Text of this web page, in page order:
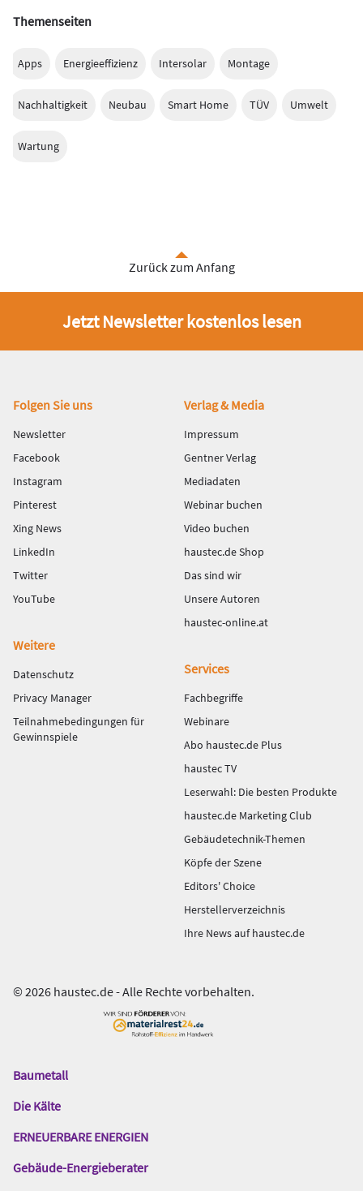
Themenseiten
Apps Energieeffizienz Intersolar Montage
Nachhaltigkeit Neubau Smart Home TÜV Umwelt
Wartung
Zurück zum Anfang
Jetzt Newsletter kostenlos lesen
Fußbereich
Folgen Sie uns
Newsletter
Facebook
Instagram
Pinterest
Xing News
LinkedIn
Twitter
YouTube
Verlag & Media
Impressum
Gentner Verlag
Mediadaten
Webinar buchen
Video buchen
haustec.de Shop
Das sind wir
Unsere Autoren
haustec-online.at
Weitere
Datenschutz
Privacy Manager
Teilnahmebedingungen für
Gewinnspiele
Services
Fachbegriffe
Webinare
Abo haustec.de Plus
haustec TV
Leserwahl: Die besten Produkte
haustec.de Marketing Club
Gebäudetechnik-Themen
Köpfe der Szene
Editors' Choice
Herstellerverzeichnis
Ihre News auf haustec.de
© 2026 haustec.de - Alle Rechte vorbehalten.
Das
Gentner
Baumetall
Die Kälte
ERNEUERBARE ENERGIEN
Gebäude-Energieberater